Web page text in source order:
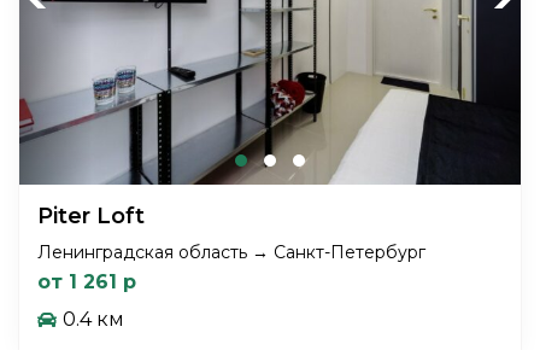
Piter Loft
Ленинградская область → Санкт-Петербург
от 1 261 р
0.4 км